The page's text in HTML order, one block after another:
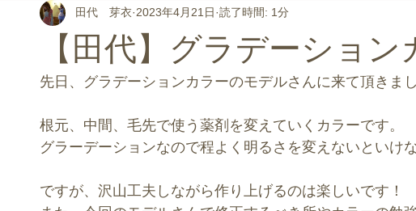
【田代】グラデーショ
田代 芽衣 2023年4月21日 読了時間: 1分
先日、グラデーションカラーのモデルさんに来て頂きまし
根元、中間、毛先で使う薬剤を変えていくカラーです。
グラーデーションなので程よく明るさを変えないといけ
ですが、沢山工夫しながら作り上げるのは楽しいです！